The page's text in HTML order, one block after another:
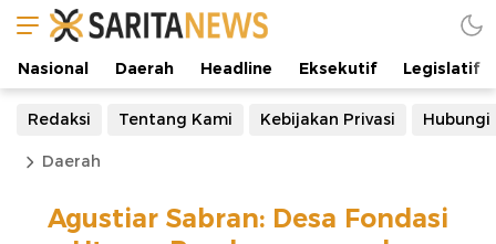
Nasional Daerah Headline Eksekutif Legislatif
Redaksi Tentang Kami Kebijakan Privasi Hubungi
Daerah
Agustiar Sabran: Desa Fondasi